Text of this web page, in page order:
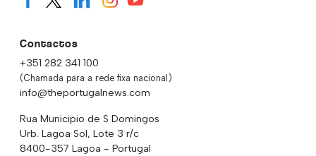
Contactos
+351 282 341 100
(Chamada para a rede fixa nacional)
info@theportugalnews.com
Rua Municipio de S Domingos
Urb. Lagoa Sol, Lote 3 r/c
8400-357 Lagoa - Portugal